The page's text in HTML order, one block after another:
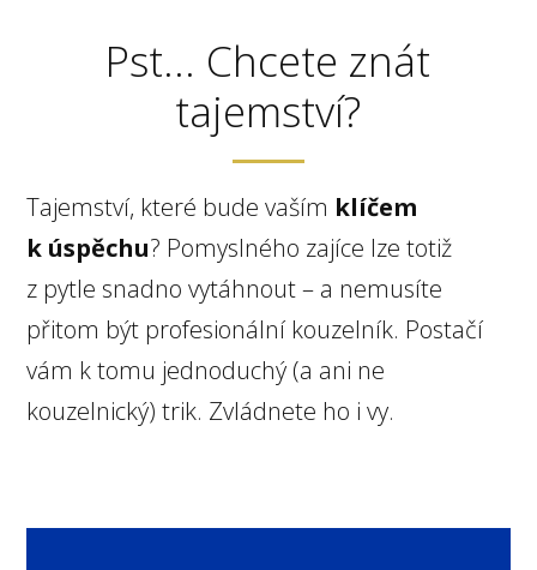
Pst... Chcete znát
tajemství?
Tajemství, které bude vaším klíčem
k úspěchu? Pomyslného zajíce lze totiž
z pytle snadno vytáhnout – a nemusíte
přitom být profesionální kouzelník. Postačí
vám k tomu jednoduchý (a ani ne
kouzelnický) trik. Zvládnete ho i vy.